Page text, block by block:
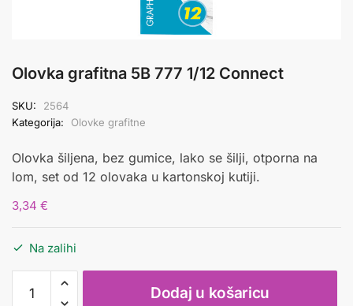
Olovka grafitna 5B 777 1/12 Connect
SKU:
2564
Kategorija:
Olovke grafitne
Olovka šiljena, bez gumice, lako se šilji, otporna na
lom, set od 12 olovaka u kartonskoj kutiji.
3,34 €
Na zalihi
grafitna
Dodaj u košaricu